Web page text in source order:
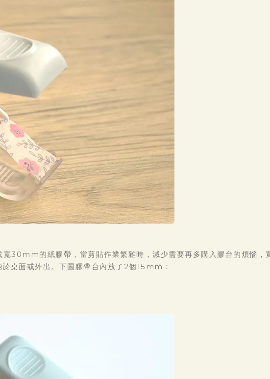
30mm的紙膠帶，當剪貼作業繁雜時，減少需要再多購入膠台的煩惱
桌面或外出。下圖膠帶台內放了2個15mm：